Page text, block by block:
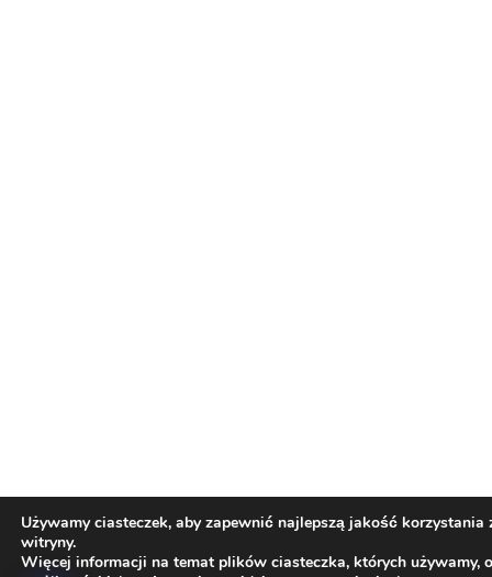
Używamy ciasteczek, aby zapewnić najlepszą jakość korzystania
witryny.
Więcej informacji na temat plików ciasteczka, których używamy,